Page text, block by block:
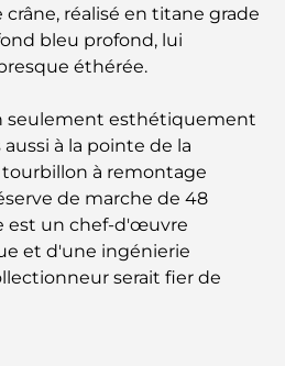
déjeuners de Dubaï : Ma
un prêt immobilier à Dubaï : le
Al Ghaf : une nouvelle
au Vastu : Guide pratique pour
crâne, réalisé en titane grade
bleu profond, lui
éthérée.
seulement esthétiquement
à la pointe de la
à remontage
de marche de 48
est un chef-d'œuvre
et d'une ingénierie
serait fier de